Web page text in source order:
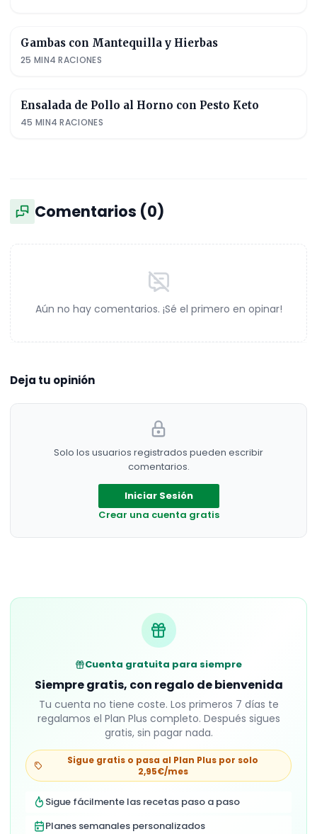
Gambas con Mantequilla y Hierbas
25 MIN4 RACIONES
Ensalada de Pollo al Horno con Pesto Keto
45 MIN4 RACIONES
Comentarios (0)
Aún no hay comentarios. ¡Sé el primero en opinar!
Deja tu opinión
Solo los usuarios registrados pueden escribir
comentarios.
Iniciar Sesión
Crear una cuenta gratis
Cuenta gratuita para siempre
Siempre gratis, con regalo de bienvenida
Tu cuenta no tiene coste. Los primeros 7 días te
regalamos el Plan Plus completo. Después sigues
gratis, sin pagar nada.
Sigue gratis o pasa al Plan Plus por solo
2,95€/mes
Sigue fácilmente las recetas paso a paso
Planes semanales personalizados